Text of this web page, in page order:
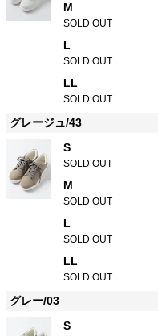
M
SOLD OUT
L
SOLD OUT
LL
SOLD OUT
グレージュ/43
S
SOLD OUT
M
SOLD OUT
L
SOLD OUT
LL
SOLD OUT
グレー/03
S